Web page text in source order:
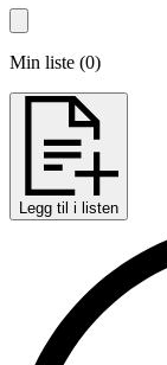
Min liste (0)
Legg til i listen